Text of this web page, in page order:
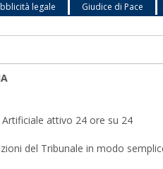
legale Giudice di Pace
Artificiale attivo 24 ore su 24
del Tribunale in modo